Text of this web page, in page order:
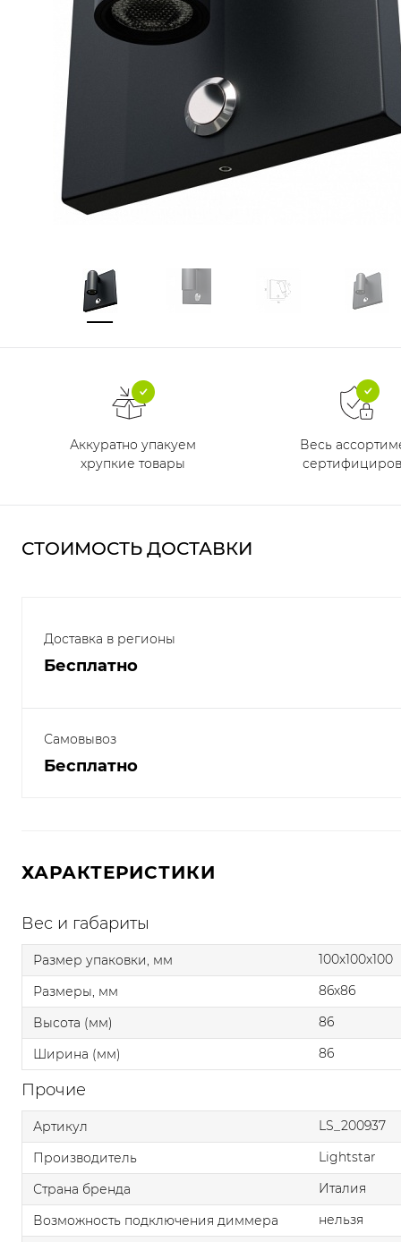
Аккуратно упакуем
хрупкие товары
Весь
СТОИМОСТЬ ДОСТАВКИ
Доставка в регионы
Бесплатно
Самовывоз
Бесплатно
ХАРАКТЕРИСТИКИ
Вес и габариты
Размер упаковки, мм
100x100x100
Размеры, мм
86x86
Высота (мм)
86
Ширина (мм)
86
Прочие
Артикул
LS_200937
Производитель
Lightstar
Страна бренда
Италия
Возможность подключения диммера
нельзя